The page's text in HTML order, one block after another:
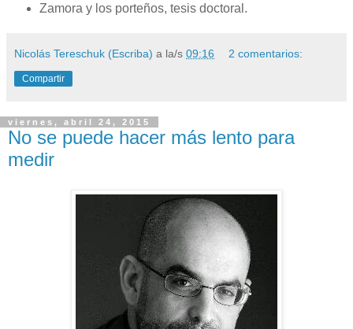
Zamora y los porteños, tesis doctoral.
Nicolás Tereschuk (Escriba) a la/s 09:16 2 comentarios:
Compartir
viernes, abril 24, 2015
No se puede hacer más lento para
medir